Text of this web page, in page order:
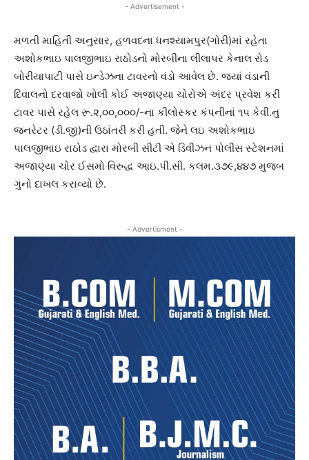
- Advertisement -
મળતી માહિતી અનુસાર, હળવદના ધનશ્યામપુર(ગોરી)માં રહેતા
અશોકભાઇ પાલજીભાઇ રાઠોડનો મોરબીના લીલાપર કેનાલ રોડ
બોરીયાપાટી પાસે ઇન્ડેઝના ટાવરનો વંડો આવેલ છે. જ્યાં વંડાની
દિવાલનો દરવાજો ખોલી કોઈ અજાણ્યા ચોરોએ અંદર પ્રવેશ કરી
ટાવર પાસે રહેલ રૂ.૨,૦૦,૦૦૦/-ના કીલોસ્કર કંપનીનાં ૧૫ કેવી.નુ
જનરેટર (ડી.જી)ની ઉઠાંતરી કરી હતી. જેને લઇ અશોકભાઇ
પાલજીભાઇ રાઠોડ દ્વારા મોરબી સીટી એ ડિવીઝન પોલીસ સ્ટેશનમાં
અજાણ્યા ચોર ઈસમો વિરુદ્ધ આઇ.પી.સી. કલમ.૩૭૯,૪૪૭ મુજબ
ગુનો દાખલ કરાવ્યો છે.
- Advertisment -